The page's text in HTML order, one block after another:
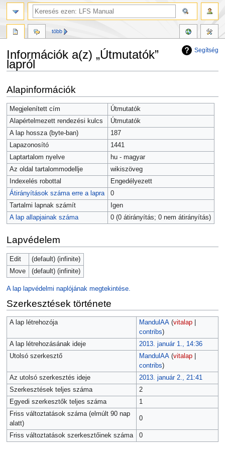
Segítség
Információk a(z) „Útmutatók”
lapról
a
navigációhoz
a
kereséshez
Alapinformációk
Megjelenített cím
Útmutatók
Alapértelmezett rendezési kulcs
Útmutatók
A lap hossza (byte-ban)
187
Lapazonosító
1441
Laptartalom nyelve
hu - magyar
Az oldal tartalommodellje
wikiszöveg
Indexelés robottal
Engedélyezett
Átirányítások száma erre a lapra
0
Tartalmi lapnak számít
Igen
A lap allapjainak száma
0 (0 átirányítás; 0 nem átirányítás)
Lapvédelem
Edit
(default) (infinite)
Move
(default) (infinite)
A lap lapvédelmi naplójának megtekintése.
Szerkesztések története
A lap létrehozója MandulAA (vitalap|
contribs)
A lap létrehozásának ideje
2013. január 1., 14:36
Utolsó szerkesztő
MandulAA (vitalap|
contribs)
Az utolsó szerkesztés ideje
2013. január 2., 21:41
Szerkesztések teljes száma
2
Egyedi szerkesztők teljes száma
1
Friss változtatások száma (elmúlt 90 nap
alatt)
0
Friss változtatások szerkesztőinek száma 0
több